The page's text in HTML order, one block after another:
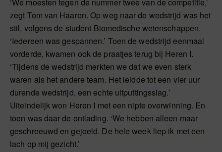
zegt Tom van Haaren. Op weg naar de wedstrijd was het
stil, volgens de student Biomedische wetenschappen.
‘Iedereen was gespannen.’ Toen de wedstrijd eenmaal
vorderde, kwamen ook de praatjes terug bij Heren I.
‘Tijdens de wedstrijd merkten we dat we even sterk
waren als het andere team. Het leidde tot een vier uur
durende wedstrijd, een echte uitputtingsslag.’
Uiteindelijk won Heren I met een nipte overwinning. En
toen was daar de ontlading. ‘We hebben alleen maar
geschreeuwd en gejoeld. De hele week liep ik met een
lach op mij gezicht.’